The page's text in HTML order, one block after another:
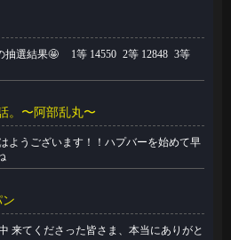
選結果🤩 1等 14550 2等 12848 3等
。〜阿部乱丸〜
ようございます！！ハプバーを始めて早
来てくださった皆さま、本当にありがと